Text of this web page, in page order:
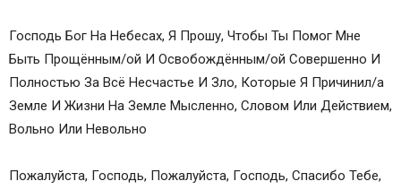
Господь Бог На Небесах, Я Прошу, Чтобы Ты Помог Мне
Быть Прощённым/ой И Освобождённым/ой Совершенно И
Полностью За Всё Несчастье И Зло, Которые Я Причинил/а
Земле И Жизни На Земле Мысленно, Словом Или Действием,
Вольно Или Невольно
Пожалуйста, Господь, Пожалуйста, Господь, Спасибо Тебе,